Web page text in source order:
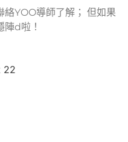
絡YOO導師了解； 但如果
陣d啦！